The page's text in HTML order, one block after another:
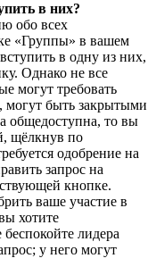
в них?
обо всех
«Группы» в вашем
в одну из них,
Однако не все
могут требовать
могут быть закрытыми
общедоступна, то вы
щёлкнув по
одобрение на
запрос на
кнопке.
ваше участие в
хотите
лидера
у него могут